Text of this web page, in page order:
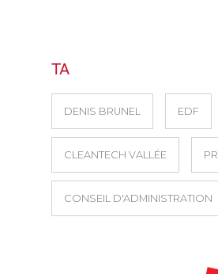
TA
DENIS BRUNEL EDF
CLEANTECH VALLÉE
CONSEIL D'ADMINISTRATION